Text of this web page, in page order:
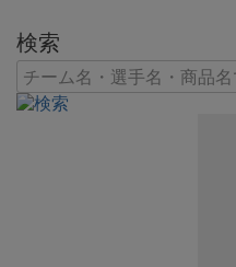
検索